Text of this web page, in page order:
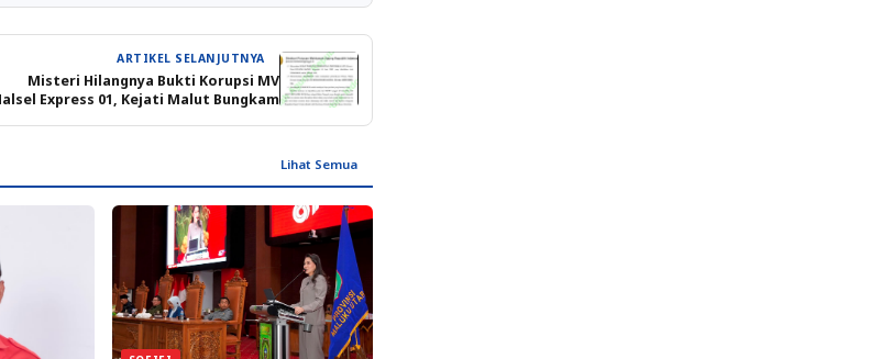
ARTIKEL SELANJUTNYA
Misteri Hilangnya Bukti Korupsi MV
Express 01, Kejati Malut Bungkam
Lihat Semua